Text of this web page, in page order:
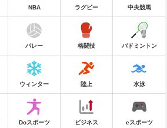
NBA ラグビー 中央競馬
バレー 格闘技 バドミントン
ウィンター 陸上 水泳
Doスポーツ ビジネス eスポーツ